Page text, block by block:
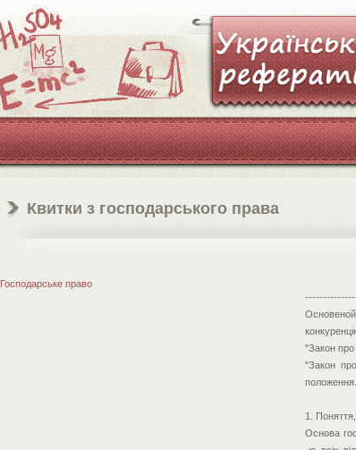
Квитки з господарського права
Господарське право
"Закон про
"Закон
1.
Основа